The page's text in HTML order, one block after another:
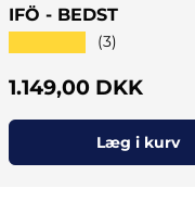
IFÖ - BEDST
(3)
Normal pris
1.149,00 DKK
Læg i kurv